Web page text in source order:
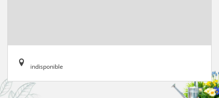
indisponible